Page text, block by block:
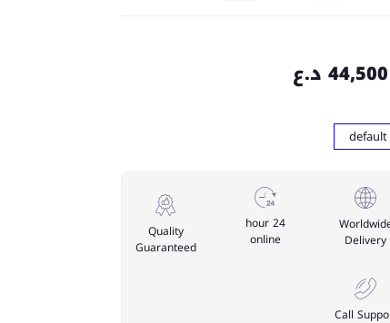
44,500 د.ع
default
Delivery
24 hour
online
Quality
Guaranteed
Call